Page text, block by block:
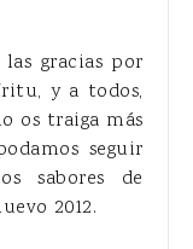
gracias por
y a todos,
os traiga más
seguir
sabores de
2012.